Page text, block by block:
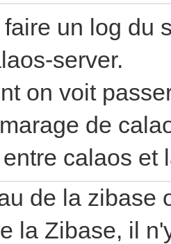
un log du
server.
on voit
de
calaos et
de la zibase
la Zibase, il